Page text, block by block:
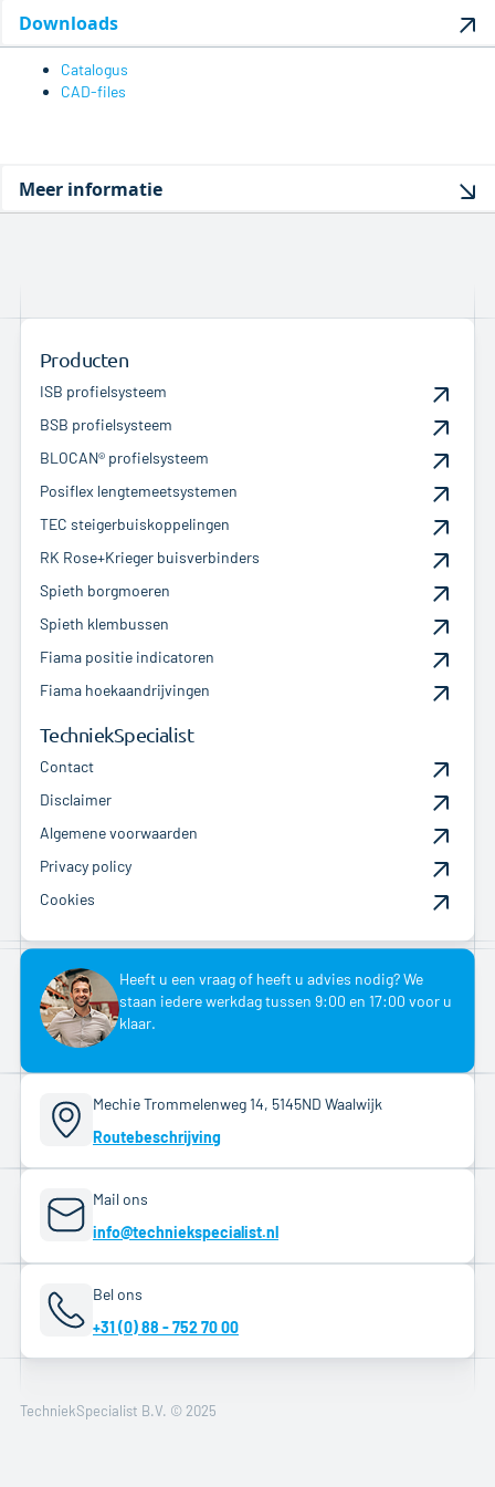
zaagsnede.
Downloads
Catalogus
CAD-files
Meer informatie
Producten
ISB profielsysteem
BSB profielsysteem
BLOCAN® profielsysteem
Posiflex lengtemeetsystemen
TEC steigerbuiskoppelingen
RK Rose+Krieger buisverbinders
Spieth borgmoeren
Spieth klembussen
Fiama positie indicatoren
Fiama hoekaandrijvingen
TechniekSpecialist
Contact
Disclaimer
Algemene voorwaarden
Privacy policy
Cookies
Heeft u een vraag of heeft u advies nodig? We
staan iedere werkdag tussen 9:00 en 17:00 voor u
klaar.
Mechie Trommelenweg 14, 5145ND Waalwijk
Routebeschrijving
Mail ons
info@techniekspecialist.nl
Bel ons
+31 (0) 88 - 752 70 00
TechniekSpecialist B.V. © 2025